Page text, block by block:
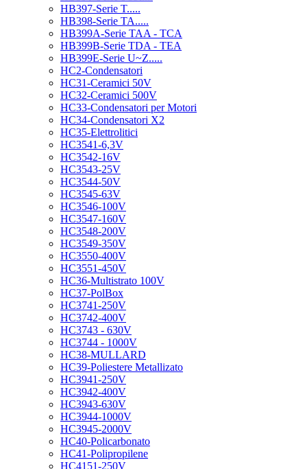
HB397-Serie T.....
HB398-Serie TA.....
HB399A-Serie TAA - TCA
HB399B-Serie TDA - TEA
HB399E-Serie U~Z.....
HC2-Condensatori
HC31-Ceramici 50V
HC32-Ceramici 500V
HC33-Condensatori per Motori
HC34-Condensatori X2
HC35-Elettrolitici
HC3541-6,3V
HC3542-16V
HC3543-25V
HC3544-50V
HC3545-63V
HC3546-100V
HC3547-160V
HC3548-200V
HC3549-350V
HC3550-400V
HC3551-450V
HC36-Multistrato 100V
HC37-PolBox
HC3741-250V
HC3742-400V
HC3743 - 630V
HC3744 - 1000V
HC38-MULLARD
HC39-Poliestere Metallizato
HC3941-250V
HC3942-400V
HC3943-630V
HC3944-1000V
HC3945-2000V
HC40-Policarbonato
HC41-Polipropilene
HC4151-250V